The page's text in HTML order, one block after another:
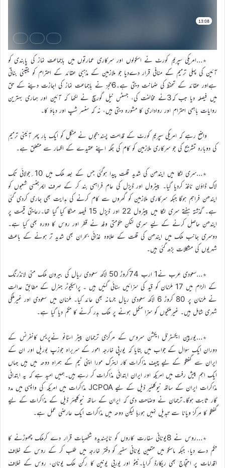
٭…امریکی سپریم کورٹ نے اسکولوں اور سرکاری عمارتوں میں باجماعت نماز کی پابندی کو
آئین کی پہلی ترمیم کے منافی قرار دےدیا جو ملازمین کے مذہبی عقائد کے احترام کو یقینی بناتی
ہےاور عقائد کے تحفظ کی ضمانت دیتی ہے۔6ججز نے باجماعت نماز کی اجازت دینے کے حق
میں فیصلہ دیا جب کہ3نے مخالفت کی، جسٹس نیل گورسچ نے لکھا کہ آئین اور ہماری بہترین
روایات باہمی احترام اور رواداری کا مشورہ دیتی ہیں، نہ کہ سنسر شپ اور دباؤ کا۔
واضح رہے کہ امریکی سپریم کورٹ کے قدامت پسند ججوں نے منگل کو ایک بار پھر آئینی ترمیم
کی دوبارہ تشریح کی جو سرکاری ملازمین کو کام کی جگہ اپنے عقیدے کے اظہار سے متعلق ہے۔
٭…سری لنکا میں ایندھن کی شدید قلت پیدا ہوگئی جس کے بعد ملک میں 10؍جولائی تک
لاک ڈاؤن نافذ کردیا گیا۔ پیٹرول اور ڈیزل کی عام فراہمی بند کر کے صرف ایمرجنسی شعبوں کو
ایندھن فراہم ہوگا جبکہ سرکاری ملازمین کو گھروں سے کام کرنے کی ہدایت بھی جاری کردی گئی
ہے۔ گذشتہ ہفتے سری لنکا میں پیٹرول 22 اور ڈیزل 15 فیصد مہنگا کیا گیا تھا۔رعایتی قیمت پر
ایندھن حاصل کرنے کے لیے سری لنکن حکومتی وفد نے قطر اور روس کا دورہ بھی کیا ہے۔
دوسری جانب ملک میں ایندھن کی قلت کے علاوہ غذائی بحران بھی شدید تر ہونے کے باعث
شہریوں کی مشکلات بڑھ گئی ہیں۔
٭…سعودی عرب نے1 ارب 74کروڑ 50 لاکھ سعودی ریال کی بیرون ملک منی لانڈرنگ
کے الزام میں 17 ملزمان کو قید کی سزائیں سنائی گئیں ہیں ۔ پراسیکیوٹر جنرل کے مطابق عدالت
نے ملزمان پر 80 کروڑ 6 لاکھ سعودی ریال جرمانہ بھی عائد کیا۔ ملزمان میں سعودی اور غیرملکی
شہری شامل ہیں۔ غیرملکیوں کو سزا مکمل ہونے پر ملک بدر کرنے کا حکم دیا گیا ہے۔
٭…یورپین ایکسٹرنل ایکشن سروس کے مرکزی ترجمان پیٹر اسٹانو نےپریس کانفرنس کے
دوران ایک سوال کے جواب میں بتایا کہ یورپی خارجہ امور کے سربراہ جوزپ بوریل اور ان کے
ایران سے گفتگو کے لیے چیف مذاکرات کار اینرک مورا اپنی ٹیم کے ہمراہ دوحہ میں ہیں جہاں
ایک اہم پیش رفت میں امریکہ اور ایران ابتدائی مذاکرات کر رہے ہیں۔ہمیں امید ہے کہ یہ ابتدائی
مذاکرات ایران کے ساتھ نیوکلئیر ڈیل کے لیے JCPOA مذاکرات میں امریکہ کی واپسی میں مدد
گار ثابت ہوگا۔ترجمان نے وضاحت دی کہ ایران کے ساتھ نیوکلیئر ڈیل کے مذاکرات کے لیے
گفتگو کا مرکز ویانا سے تبدیل نہیں ہورہا لیکن دوحہ میں مذاکرات ایک عارضی عمل ہے۔
٭…روس نے 8یونانی سفارت کاروں کو ناپسندیدہ شخصیات قرار دے کرملک چھوڑنے کا
حکم دے دیا، جبکہ ماسکو میں متعین یونانی سفیر کو دفتر خارجہ میں طلب کر کے روس کے خلاف
اقدامات پر احتجاج بھی ریکارڈ کرایا۔نیٹو اور یورپی یونین کا رکن ملک یونان، روس کے خلاف